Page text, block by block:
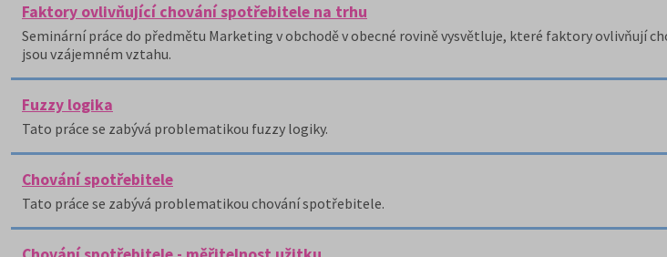
Faktory ovlivňující chování spotřebitele na trhu
Seminární práce do předmětu Marketing v obchodě v obecné rovině vysvětluje, které faktory ovlivňují
jsou vzájemném vztahu.
Fuzzy logika
Tato práce se zabývá problematikou fuzzy logiky.
Chování spotřebitele
Tato práce se zabývá problematikou chování spotřebitele.